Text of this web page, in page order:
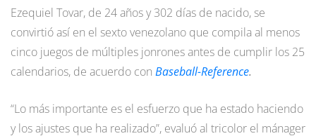
Ezequiel Tovar, de 24 años y 302 días de nacido, se
convirtió así en el sexto venezolano que compila al menos
cinco juegos de múltiples jonrones antes de cumplir los 25
calendarios, de acuerdo con Baseball-Reference.
“Lo más importante es el esfuerzo que ha estado haciendo
y los ajustes que ha realizado”, evaluó al tricolor el mánager